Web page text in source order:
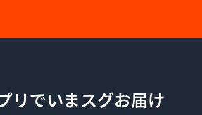
リでいまスグお届け